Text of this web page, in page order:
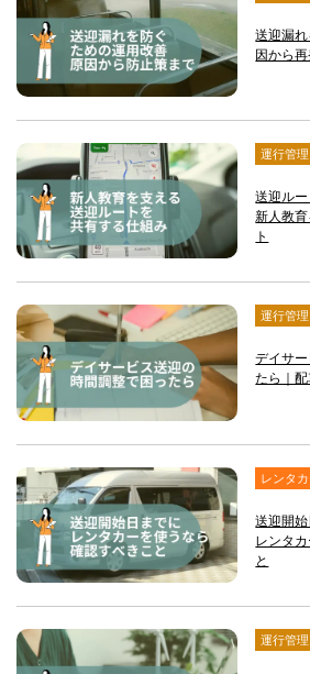
送迎漏
因から
運行管理
送迎ル
新人教
ト
運行管理
デイサ
たら｜
レンタ
送迎開始
レンタ
と
運行管理